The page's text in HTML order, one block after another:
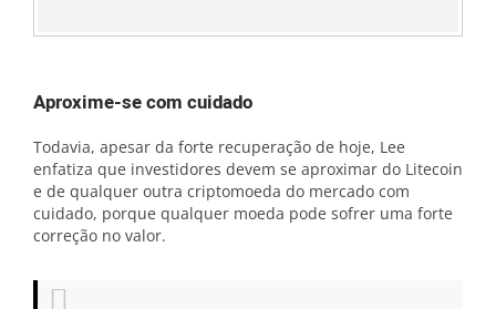
Aproxime-se com cuidado
Todavia, apesar da forte recuperação de hoje, Lee
enfatiza que investidores devem se aproximar do Litecoin
e de qualquer outra criptomoeda do mercado com
cuidado, porque qualquer moeda pode sofrer uma forte
correção no valor.